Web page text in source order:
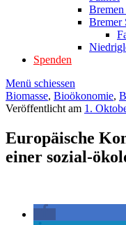
Bremen
Bremer
Spenden
Menü schiessen
Biomasse, Bioökonomie,
Veröffentlicht am 1.
Europäische
einer sozial-